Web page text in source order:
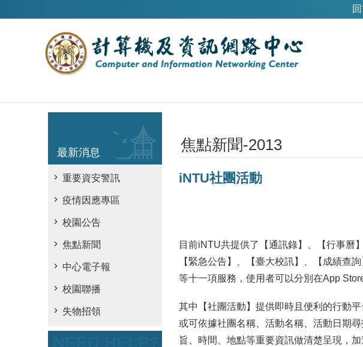
最新消息
重要資安警訊
疫情因應專區
校園公告
焦點新聞
中心電子報
校園聯播
失物招領
焦點新聞-2013
iNTU社團活動
目前iNTU共提供了【通訊錄】、【行事曆
【緊急公告】、【臺大校訊】、【成績查
等十一項服務，使用者可以分別在App
其中【社團活動】提供即時且便利的行動
或可依據社團名稱、活動名稱、活動日期
旨、時間、地點等重要資訊做清楚呈現，加